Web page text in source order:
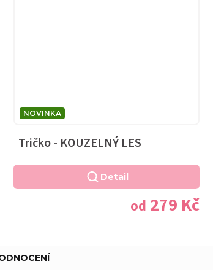
NOVINKA
Tričko - KOUZELNÝ LES
od 279 Kč
Detail